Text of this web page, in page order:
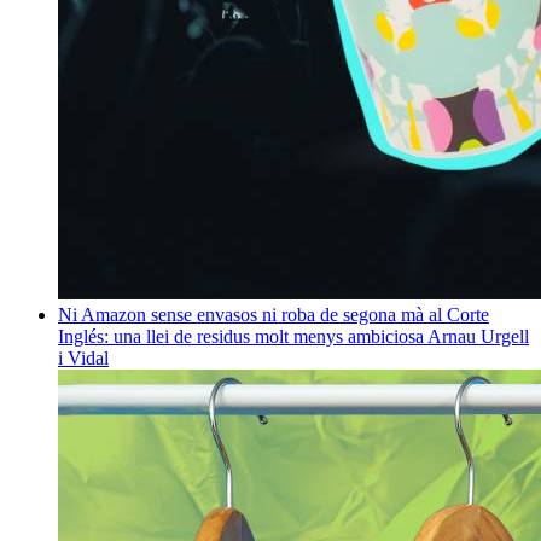
Ni Amazon sense envasos ni roba de segona mà al Corte
Inglés: una llei de residus molt menys ambiciosa Arnau Urgell
i Vidal